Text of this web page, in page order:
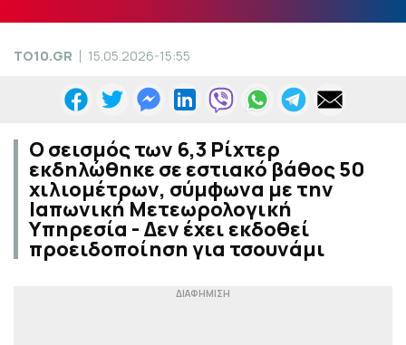
TO10.GR 15.05.2026-15:55
Ο σεισμός των 6,3 Ρίχτερ
εκδηλώθηκε σε εστιακό βάθος 50
χιλιομέτρων, σύμφωνα με την
Ιαπωνική Μετεωρολογική
Υπηρεσία - Δεν έχει εκδοθεί
προειδοποίηση για τσουνάμι